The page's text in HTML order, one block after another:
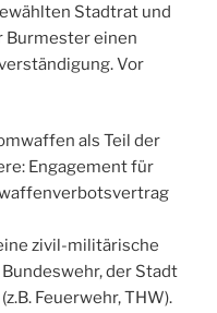
Stadtrat und
Burmester einen
Vor
als Teil der
Engagement für
zivil-militärische
der Stadt
Feuerwehr, THW).